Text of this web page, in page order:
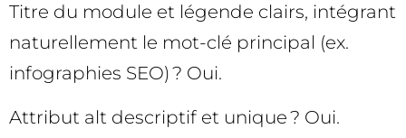
Titre du module et légende clairs, intégrant
naturellement le mot-clé principal (ex.
infographies SEO) ? Oui.
Attribut alt descriptif et unique ? Oui.